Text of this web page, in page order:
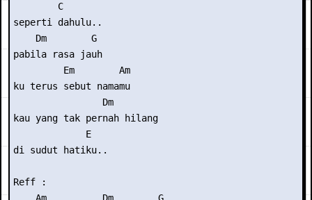
        C
seperti dahulu..
    Dm        G
pabila rasa jauh
         Em        Am
ku terus sebut namamu
                Dm
kau yang tak pernah hilang
             E
di sudut hatiku..
Reff :